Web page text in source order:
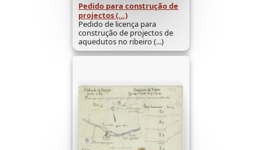
Pedido para construção de
projectos (...)
Pedido de licença para
construção de projectos de
aquedutos no ribeiro (...)